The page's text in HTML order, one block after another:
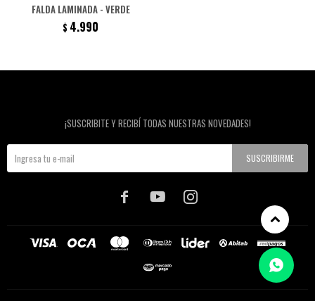
FALDA LAMINADA - VERDE
$ 4.990
¡SUSCRIBITE Y RECIBÍ TODAS NUESTRAS NOVEDADES!
SUSCRIBIRME
  